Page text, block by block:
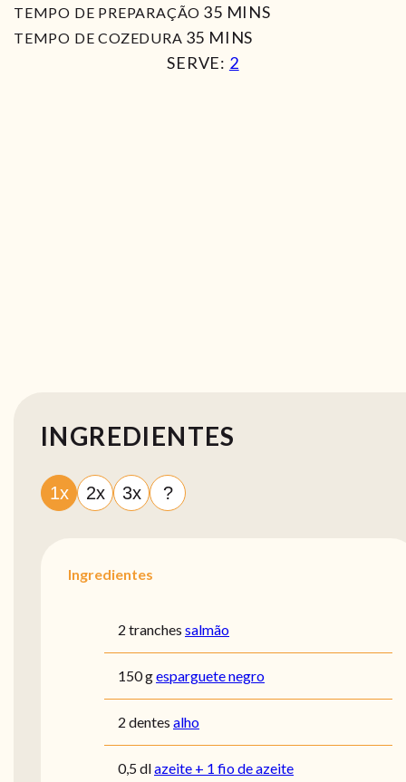
TEMPO DE PREPARAÇÃO 35MIN
MINS
TEMPO DE COZEDURA 35 MIN
MINS
SERVE: 2
INGREDIENTES
1x 2x 3x ?
Ingredientes
2 tranches salmão
150 gesparguete negro
2 dentes alho
0,5 dlazeite + 1 fio de azeite